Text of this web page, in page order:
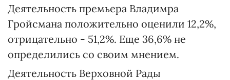
Деятельность премьера Владимра
Гройсмана положительно оценили 12,2%,
отрицательно - 51,2%. Еще 36,6% не
определились со своим мнением.
Деятельность Верховной Рады